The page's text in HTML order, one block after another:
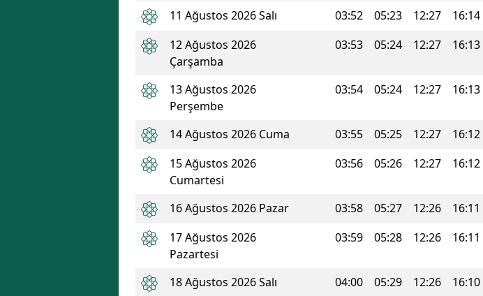
11 Ağustos 2026 Salı 03:52 05:23 12:27 16:14
12 Ağustos 2026
Çarşamba
03:53 05:24 12:27 16:13
13 Ağustos 2026
Perşembe
03:54 05:24 12:27 16:13
14 Ağustos 2026 Cuma 03:55 05:25 12:27 16:12
15 Ağustos 2026
Cumartesi
03:56 05:26 12:27 16:12
16 Ağustos 2026 Pazar 03:58 05:27 12:26 16:11
17 Ağustos 2026
Pazartesi
03:59 05:28 12:26 16:11
18 Ağustos 2026 Salı 04:00 05:29 12:26 16:10